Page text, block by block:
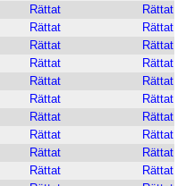
Rättat
Rättat
Rättat
Rättat
Rättat
Rättat
Rättat
Rättat
Rättat
Rättat
Rättat
Rättat
Rättat
Rättat
Rättat
Rättat
Rättat
Rättat
Rättat
Rättat